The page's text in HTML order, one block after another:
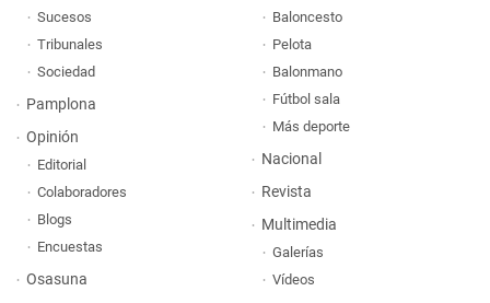
Sucesos
Tribunales
Sociedad
Pamplona
Opinión
Editorial
Colaboradores
Blogs
Encuestas
Osasuna
Baloncesto
Pelota
Balonmano
Fútbol sala
Más deporte
Nacional
Revista
Multimedia
Galerías
Vídeos